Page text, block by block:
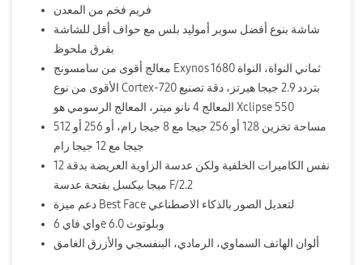
فريم فخم من المعدن
شاشة بنوع أفضل سوبر أموليد بلس مع حواف أقل للشاشة
بفرق ملحوظ
معالج أقوى من سامسونج Exynos 1680 ثماني النواة، النواة
الأقوى من نوع Cortex-720 بتردد 2.9 جيجا هيرتز، دقة تصنيع
المعالج 4 نانو ميتر، المعالج الرسومي هو Xclipse 550
مساحة تخزين 128 أو 256 جيجا مع 8 جيجا رام، أو 256 أو 512
جيجا مع 12 جيجا رام
نفس الكاميرات الخلفية ولكن عدسة الزاوية العريضة بدقة 12
ميجا بيكسل بفتحة عدسة F/2.2
دعم ميزة Best Face لتعديل الصور بالذكاء الاصطناعي
واي فاي 6e وبلوتوث 6.0
ألوان الهاتف السماوي، الرمادي، البنفسجي والأزرق الغامق